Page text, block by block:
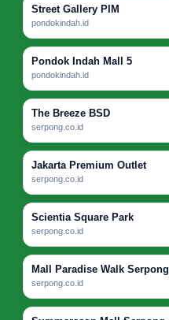
Street Gallery PIM
pondokindah.id
Pondok Indah Mall 5
pondokindah.id
The Breeze BSD
serpong.co.id
Jakarta Premium Outlet
serpong.co.id
Scientia Square Park
serpong.co.id
Mall Paradise Walk Serpong
serpong.co.id